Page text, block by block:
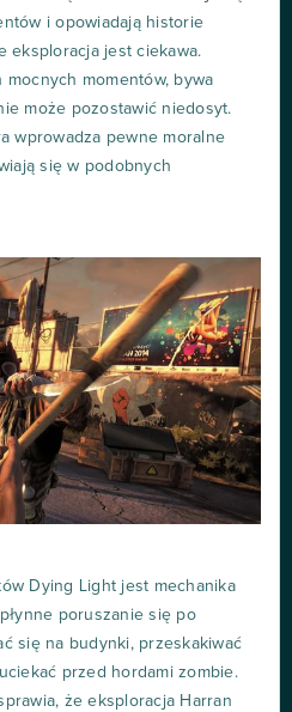
i opowiadają historie
eksploracja jest ciekawa.
mocnych momentów, bywa
może pozostawić niedosyt.
wprowadza pewne moralne
się w podobnych
Dying Light jest mechanika
poruszanie się po
się na budynki, przeskakiwać
przed hordami zombie.
że eksploracja Harran